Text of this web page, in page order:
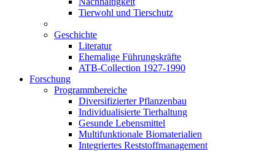
Tierwohl und Tierschutz
Geschichte
Literatur
Ehemalige Führungskräfte
ATB-Collection 1927-1990
Forschung
Programmbereiche
Diversifizierter Pflanzenbau
Individualisierte Tierhaltung
Gesunde Lebensmittel
Multifunktionale Biomaterialien
Integriertes Reststoffmanagement